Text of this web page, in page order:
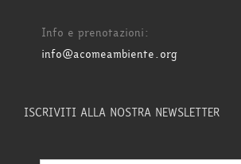
Info e prenotazioni:
info@acomeambiente.org
ISCRIVITI ALLA NOSTRA NEWSLETTER